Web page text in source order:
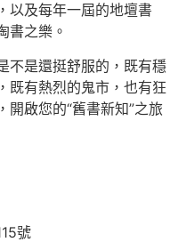
以及每年一屆的地壇書
書之樂。
不是還挺舒服的，既有穩
既有熱烈的鬼市，也有狂
開啟您的“舊書新知”之旅
號